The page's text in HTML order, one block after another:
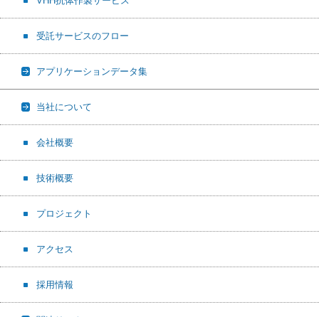
受託サービスのフロー
アプリケーションデータ集
当社について
会社概要
技術概要
プロジェクト
アクセス
採用情報